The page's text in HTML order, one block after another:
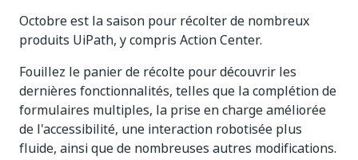
Octobre est la saison pour récolter de nombreux
produits UiPath, y compris Action Center.
Fouillez le panier de récolte pour découvrir les
dernières fonctionnalités, telles que la complétion de
formulaires multiples, la prise en charge améliorée
de l'accessibilité, une interaction robotisée plus
fluide, ainsi que de nombreuses autres modifications.